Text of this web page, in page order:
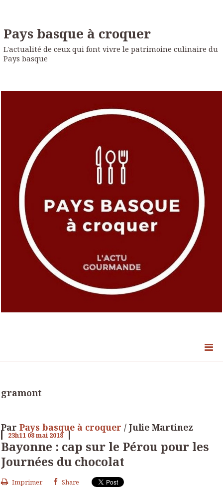
Pays basque à croquer
L'actualité de ceux qui font vivre le patrimoine culinaire du
Pays basque
gramont
Par Pays basque à croquer / Julie Martinez
23h11 08mai 2018
Bayonne : cap sur le Pérou pour les
Journées du chocolat
Imprimer Share